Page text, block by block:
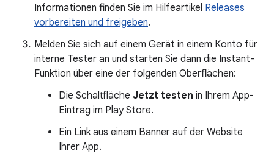
Informationen finden Sie im Hilfeartikel Releases
vorbereiten und freigeben.
Melden Sie sich auf einem Gerät in einem Konto für
interne Tester an und starten Sie dann die Instant-
Funktion über eine der folgenden Oberflächen:
Die Schaltfläche Jetzt testen in Ihrem App-
Eintrag im Play Store.
Ein Link aus einem Banner auf der Website
Ihrer App.